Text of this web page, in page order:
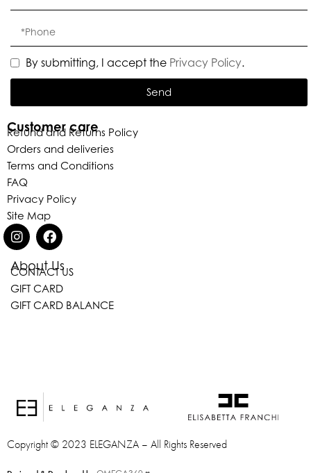
About Us
CONTACT US
GIFT CARD
GIFT CARD BALANCE
Customer care
Refund and Returns Policy
Orders and deliveries
Terms and Conditions
FAQ
Privacy Policy
Site Map
By submitting, I accept the Privacy Policy.
Send
Copyright © 2023 ELEGANZA – All Rights Reserved
ELISABETTA FRANCHI